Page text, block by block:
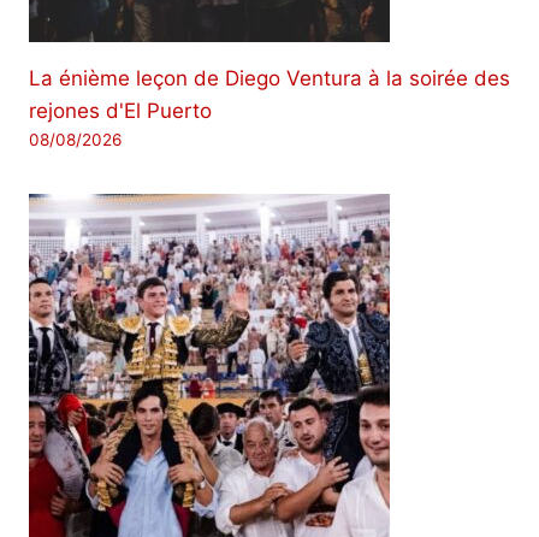
La énième leçon de Diego Ventura à la soirée des
rejones d'El Puerto
08/08/2026